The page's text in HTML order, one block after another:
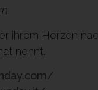
ihrem Herzen
nennt.